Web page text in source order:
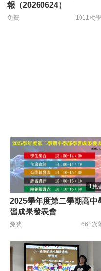
報（20260624）
免費 1011次
1集
2025學年度第二學期高中
習成果發表會
免費 661次